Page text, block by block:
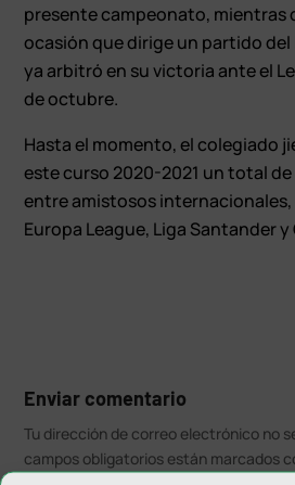
presente campeonato, mientras
ocasión que dirige un partido del
ya arbitró en su victoria ante el
de octubre.
Hasta el momento, el colegiado
este curso 2020-2021 un total
entre amistosos
Europa League, Liga Santander y
Enviar comentario
Tu dirección de correo electrónico no
campos obligatorios están marcados